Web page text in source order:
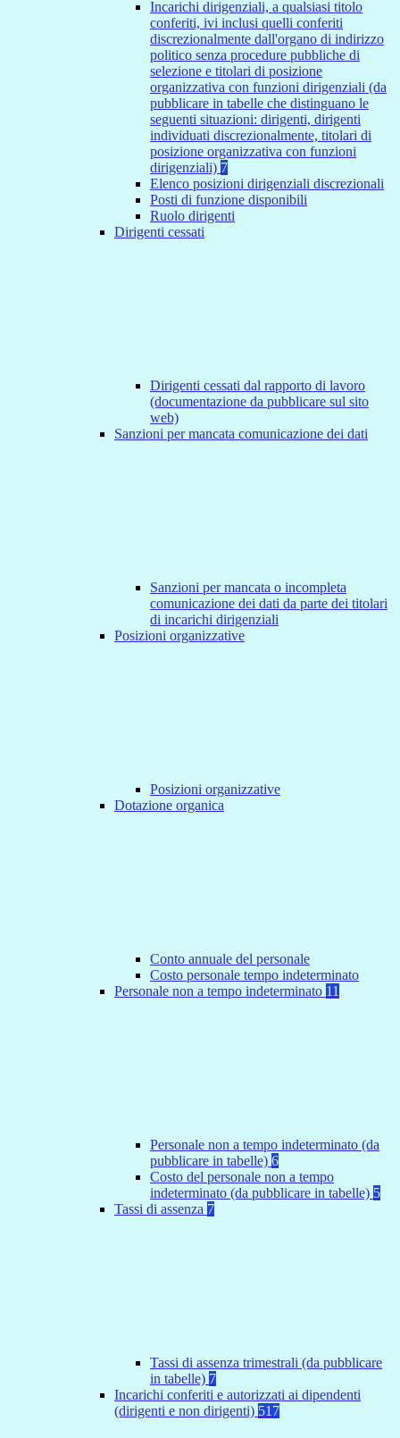
Incarichi dirigenziali, a qualsiasi titolo
conferiti, ivi inclusi quelli conferiti
discrezionalmente dall'organo di indirizzo
politico senza procedure pubbliche di
selezione e titolari di posizione
organizzativa con funzioni dirigenziali (da
pubblicare in tabelle che distinguano le
seguenti situazioni: dirigenti, dirigenti
individuati discrezionalmente, titolari di
posizione organizzativa con funzioni
dirigenziali) 7
Elenco posizioni dirigenziali discrezionali
Posti di funzione disponibili
Ruolo dirigenti
Dirigenti cessati
Dirigenti cessati dal rapporto di lavoro
(documentazione da pubblicare sul sito
web)
Sanzioni per mancata comunicazione dei dati
Sanzioni per mancata o incompleta
comunicazione dei dati da parte dei titolari
di incarichi dirigenziali
Posizioni organizzative
Posizioni organizzative
Dotazione organica
Conto annuale del personale
Costo personale tempo indeterminato
Personale non a tempo indeterminato 11
Personale non a tempo indeterminato (da
pubblicare in tabelle) 6
Costo del personale non a tempo
indeterminato (da pubblicare in tabelle) 5
Tassi di assenza 7
Tassi di assenza trimestrali (da pubblicare
in tabelle) 7
Incarichi conferiti e autorizzati ai dipendenti
(dirigenti e non dirigenti) 517